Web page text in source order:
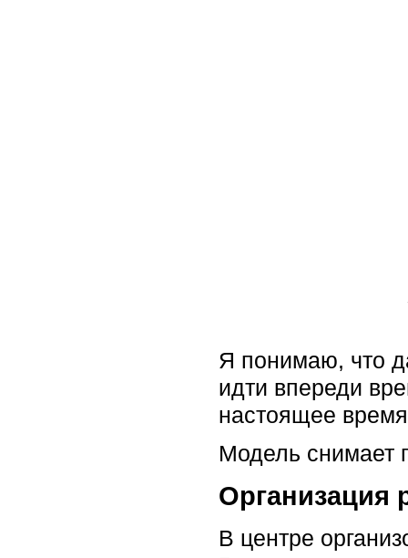
Я понимаю, что
идти впереди
настоящее
Модель снимает
Организация
В центре